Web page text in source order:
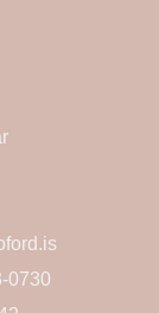
0730